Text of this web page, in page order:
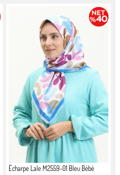
Écharpe Lale M2559-01 Bleu Bébé